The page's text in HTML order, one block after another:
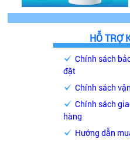
HỖ TRỢ
Chính sách
đặt
Chính sách
Chính sách
hàng
Hướng dẫn